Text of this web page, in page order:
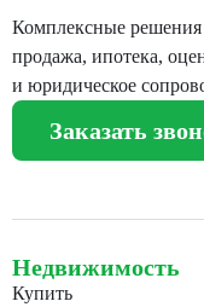
Комплексные
продажа, ипотека,
и юридическое
Заказать
Недвижимость
Купить